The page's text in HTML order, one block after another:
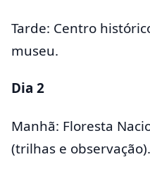
Tarde: Centro
museu.
Dia 2
Manhã: Floresta
(trilhas e observação).